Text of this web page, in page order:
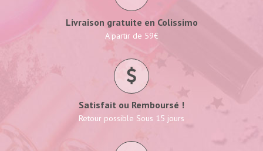
Livraison gratuite en Colissimo
A partir de 59€
Satisfait ou Remboursé !
Retour possible Sous 15 jours